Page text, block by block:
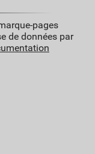
pages
de données par